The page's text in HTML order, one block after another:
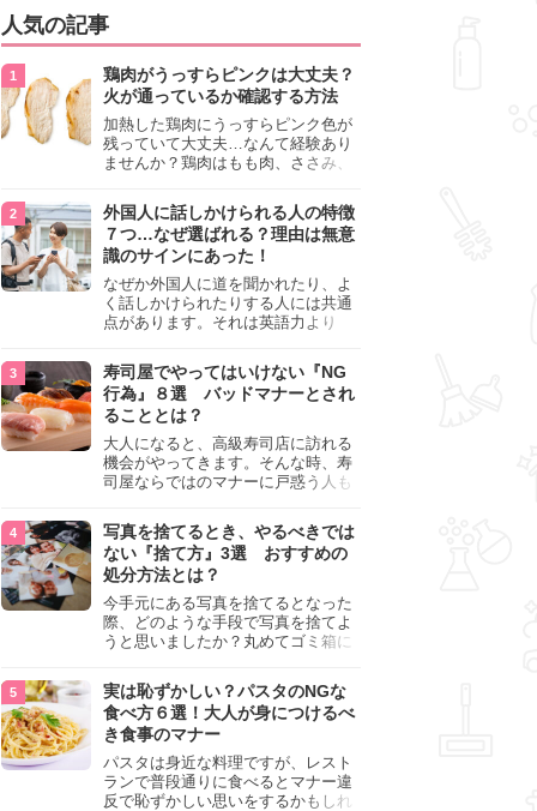
人気の記事
鶏肉がうっすらピンクは大丈夫？
火が通っているか確認する方法
加熱した鶏肉にうっすらピンク色が
残っていて大丈夫…なんて経験あり
ませんか？鶏肉はもも肉、ささみ、
わいが異なり、いろいろと楽しめる
料理ですが、鶏肉は加熱した後でも
うっすらピンク色の部分が大丈夫な
のと気になるときがあります。この
記事では生焼けか火が通っているの
かを確認する方法や、鶏肉を調理す
るときの注意点を紹介しますので、
参考にしてみてくださいね。
外国人に話しかけられる人の特徴
７つ…なぜ選ばれる？理由は無意
識のサインにあった！
なぜか外国人に道を聞かれたり、よ
く話しかけられたりする人には共通
点があります。それは英語力より
けても大丈夫」というサインが関係
しています。よく選ばれる人の特徴
や、英語が苦手でも焦らない対処
法、自分を守るための注意点を詳し
く解説します。
寿司屋でやってはいけない『NG
行為』８選 バッドマナーとされ
ることとは？
大人になると、高級寿司店に訪れる
機会がやってきます。そんな時、寿
司屋ならではのマナーに戸惑う人も
らためて寿司屋でやってはいけない
『NG行為』をチェックしましょう。
写真を捨てるとき、やるべきでは
ない『捨て方』3選 おすすめの
処分方法とは？
今手元にある写真を捨てるとなった
際、どのような手段で写真を捨てよ
うと思いましたか？丸めてゴミ箱に
真は個人情報が詰まっているので、
ただ丸めただけの状態で捨ててしま
うのは危険です。写真にすべきでは
ない捨て方をまとめているので、ぜ
ひチェックしておきましょう。
実は恥ずかしい？パスタのNGな
食べ方６選！大人が身につけるべ
き食事のマナー
パスタは身近な料理ですが、レスト
ランで普段通りに食べるとマナー違
反で恥ずかしい思いをするかもしれ